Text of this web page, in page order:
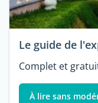
Le guide de
Complet et
À lire sans